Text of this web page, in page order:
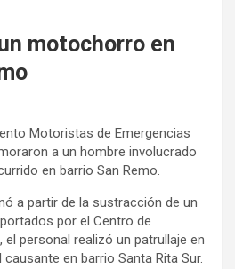
motochorro en
Motoristas de Emergencias
a un hombre involucrado
en barrio San Remo.
a partir de la sustracción de un
por el Centro de
el personal realizó un patrullaje en
en barrio Santa Rita Sur.